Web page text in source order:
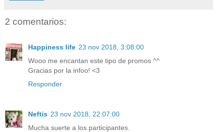
2 comentarios:
Happiness life 23 nov 2018, 3:08:00
Wooo me encantan este tipo de promos ^^
Gracias por la infoo! <3
Responder
Neftis 23 nov 2018, 22:07:00
Mucha suerte a los participantes.